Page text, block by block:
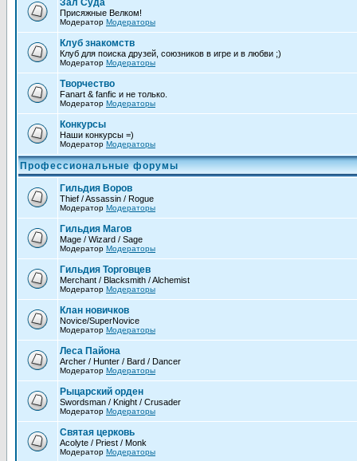
Зал Суда
Присяжные Велком!
Модератор Модераторы
Клуб знакомств
Клуб для поиска друзей, союзников в игре и в любви ;)
Модератор Модераторы
Творчество
Fanart & fanfic и не только.
Модератор Модераторы
Конкурсы
Наши конкурсы =)
Модератор Модераторы
Профессиональные форумы
Гильдия Воров
Thief / Assassin / Rogue
Модератор Модераторы
Гильдия Магов
Mage / Wizard / Sage
Модератор Модераторы
Гильдия Торговцев
Merchant / Blacksmith / Alchemist
Модератор Модераторы
Клан новичков
Novice/SuperNovice
Модератор Модераторы
Леса Пайона
Archer / Hunter / Bard / Dancer
Модератор Модераторы
Рыцарский орден
Swordsman / Knight / Crusader
Модератор Модераторы
Святая церковь
Acolyte / Priest / Monk
Модератор Модераторы